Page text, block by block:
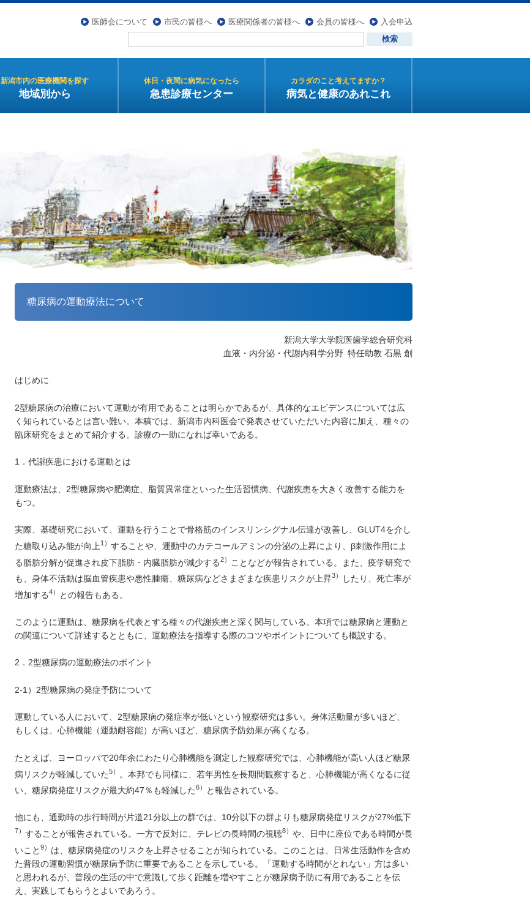
新潟市内の医療機関を探す
地域別から
休日・夜間に病気になったら
急患診療センター
カラダのこと考えてますか？
病気と健康のあれこれ
医師会について 市民の皆様へ 医療関係者の皆様へ 会員の皆様へ 入会申込
糖尿病の運動療法について
新潟大学大学院医歯学総合研究科
血液・内分泌・代謝内科学分野 特任助教 石黒 創
はじめに
2型糖尿病の治療において運動が有用であることは明らかであるが、具体的なエビデンスについては広
く知られているとは言い難い。本稿では、新潟市内科医会で発表させていただいた内容に加え、種々の
臨床研究をまとめて紹介する。診療の一助になれば幸いである。
1．代謝疾患における運動とは
運動療法は、2型糖尿病や肥満症、脂質異常症といった生活習慣病、代謝疾患を大きく改善する能力を
もつ。
実際、基礎研究において、運動を行うことで骨格筋のインスリンシグナル伝達が改善し、GLUT4を介し
た糖取り込み能が向上 1） することや、運動中のカテコールアミンの分泌の上昇により、β刺激作用によ
る脂肪分解が促進され皮下脂肪・内臓脂肪が減少する2）
ことなどが報告されている。また、疫学研究で
も、身体不活動は脳血管疾患や悪性腫瘍、糖尿病などさまざまな疾患リスクが上昇3）
したり、死亡率が
増加する4） との報告もある。
このように運動は、糖尿病を代表とする種々の代謝疾患と深く関与している。本項では糖尿病と運動と
の関連について詳述するとともに、運動療法を指導する際のコツやポイントについても概説する。
2．2型糖尿病の運動療法のポイント
2-1）2型糖尿病の発症予防について
運動している人において、2型糖尿病の発症率が低いという観察研究は多い。身体活動量が多いほど、
もしくは、心肺機能（運動耐容能）が高いほど、糖尿病予防効果が高くなる。
たとえば、ヨーロッパで20年余にわたり心肺機能を測定した観察研究では、心肺機能が高い人ほど糖尿
病リスクが軽減していた5）
。本邦でも同様に、若年男性を長期間観察すると、心肺機能が高くなるに従
い、糖尿病発症リスクが最大約47％も軽減した6） と報告されている。
他にも、通勤時の歩行時間が片道21分以上の群では、10分以下の群よりも糖尿病発症リスクが27%低下
7） することが報告されている。一方で反対に、テレビの長時間の視聴8） や、日中に座位である時間が長
いこと 9） は、糖尿病発症のリスクを上昇させることが知られている。このことは、日常生活動作を含め
た普段の運動習慣が糖尿病予防に重要であることを示している。「運動する時間がとれない」方は多い
と思われるが、普段の生活の中で意識して歩く距離を増やすことが糖尿病予防に有用であることを伝
え、実践してもらうとよいであろう。